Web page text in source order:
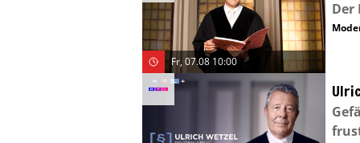
Fr, 07.08 10:00
Der